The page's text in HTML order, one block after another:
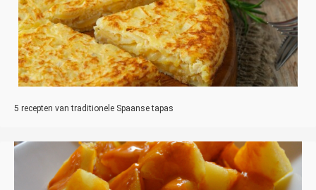
5 recepten van traditionele Spaanse tapas